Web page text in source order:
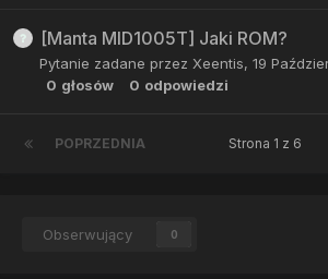
[Manta MID1005T] Jaki ROM?
Pytanie zadane przez Xeentis, 19
0 głosów 0 odpowiedzi
POPRZEDNIA Strona 1 z 6
Obserwujący 0